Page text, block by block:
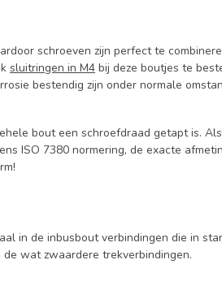
schroeven zijn perfect te
sluitringen in M4 bij deze boutjes te
bestendig zijn onder normale
bout een schroefdraad getapt is.
ISO 7380 normering, de exacte
in de inbusbout verbindingen die in
wat zwaardere trekverbindingen.